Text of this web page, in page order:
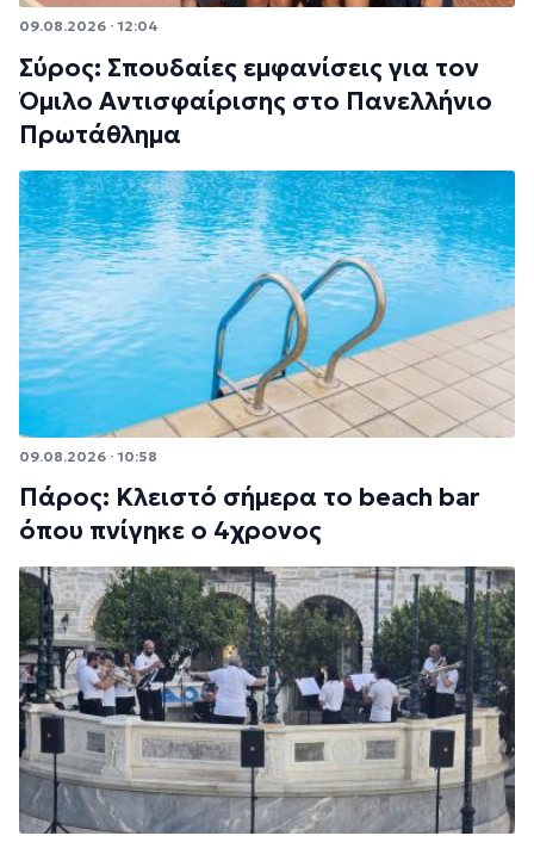
09.08.2026 · 12:04
Σύρος: Σπουδαίες εμφανίσεις για τον
Όμιλο Αντισφαίρισης στο Πανελλήνιο
Πρωτάθλημα
09.08.2026 · 10:58
Πάρος: Κλειστό σήμερα το beach bar
όπου πνίγηκε ο 4χρονος